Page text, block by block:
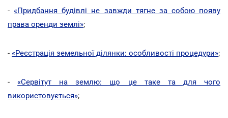
- «Придбання будівлі не завжди тягне за собою появу
права оренди землі»;
- «Реєстрація земельної ділянки: особливості процедури»;
- «Сервітут на землю: що це таке та для чого
використовується»;